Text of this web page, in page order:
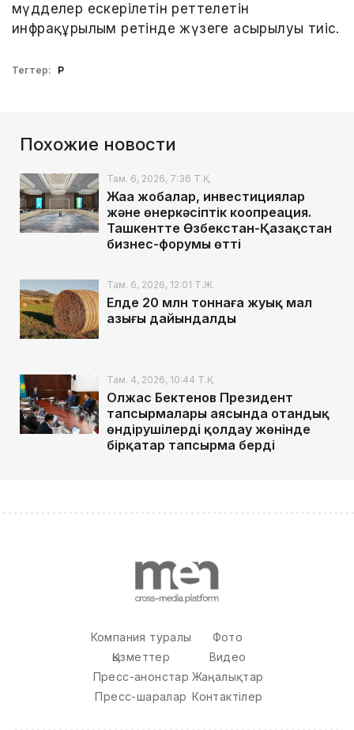
мүдделер ескерілетін реттелетін
инфрақұрылым ретінде жүзеге асырылуы тиіс.
Тегтер: ҚР
Похожие новости
Там. 6, 2026, 7:36 Т.Қ.
Жаңа жобалар, инвестициялар
және өнеркәсіптік коопреация.
Ташкентте Өзбекстан-Қазақстан
бизнес-форумы өтті
Там. 6, 2026, 12:01 Т.Ж.
Елде 20 млн тоннаға жуық мал
азығы дайындалды
Там. 4, 2026, 10:44 Т.Қ.
Олжас Бектенов Президент
тапсырмалары аясында отандық
өндірушілерді қолдау жөнінде
бірқатар тапсырма берді
Компания туралы
Қызметтер
Пресс-анонстар
Пресс-шаралар
Фото
Видео
Жаңалықтар
Контактілер